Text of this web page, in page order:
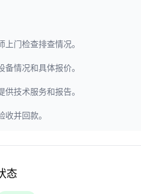
上门检查排查情况。
备情况和具体报价。
供技术服务和报告。
收并回款。
态